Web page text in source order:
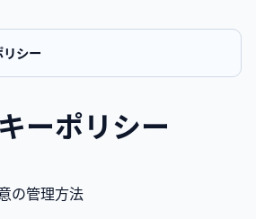
シー
ーポリシー
の管理方法